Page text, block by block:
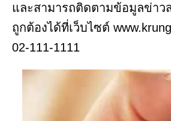
และสามารถติดตามข้อมูลข่าว
ถูกต้องได้ที่เว็บไซต์
02-111-1111